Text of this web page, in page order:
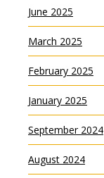
June 2025
March 2025
February 2025
January 2025
September 2024
August 2024